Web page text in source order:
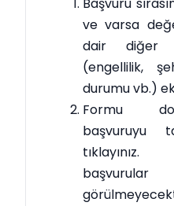
ve varsa
dair diğer
(engellilik,
durumu vb.)
Formu
başvuruyu